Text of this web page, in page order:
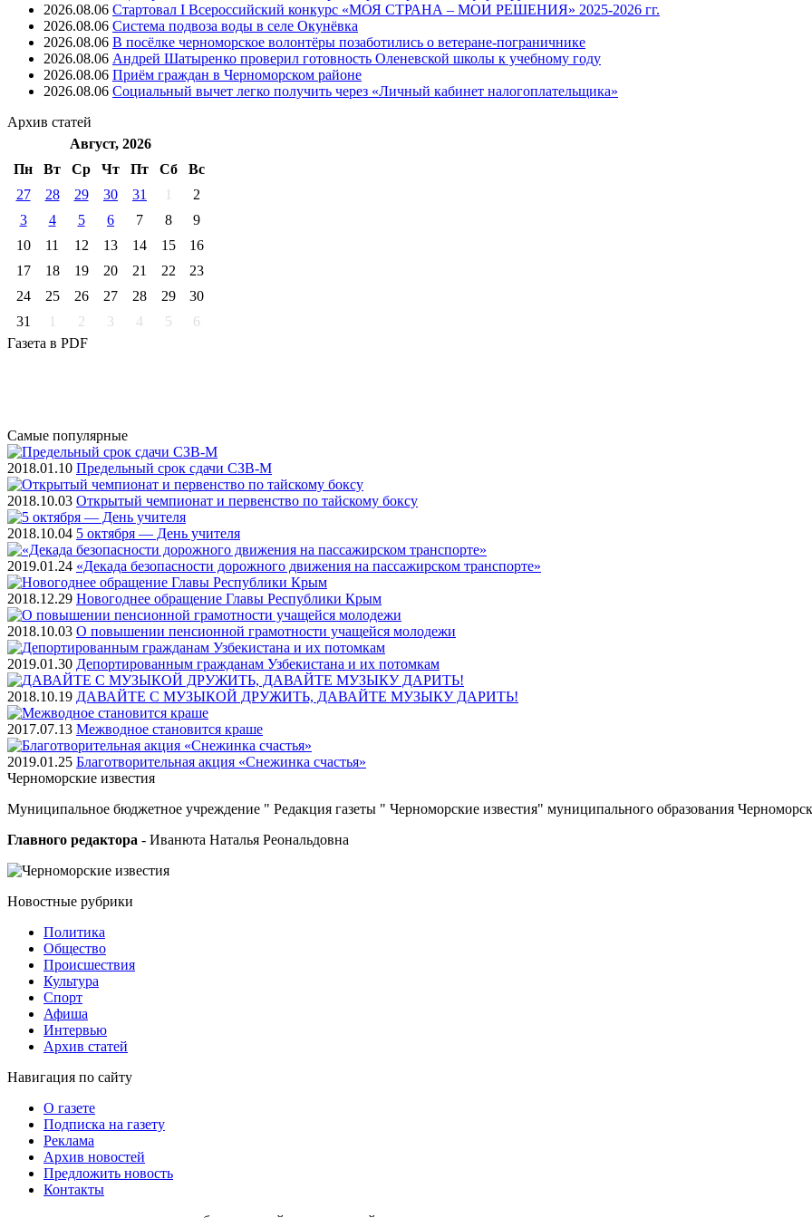
2026.08.06 Стартовал I Всероссийский конкурс «МОЯ СТРАНА – МОИ РЕШЕНИЯ» 2025-2026 гг.
2026.08.06 Система подвоза воды в селе Окунёвка
2026.08.06 В посёлке черноморское волонтёры позаботились о ветеране-пограничнике
2026.08.06 Андрей Шатыренко проверил готовность Оленевской школы к учебному году
2026.08.06 Приём граждан в Черноморском районе
2026.08.06 Социальный вычет легко получить через «Личный кабинет налогоплательщика»
Архив статей
Август, 2026
Пн
Вт Ср Чт Пт Cб
Вс
27
28 29 30 31 1
2
3
4 5 6 7 8
9
10
11 12 13 14 15
16
17
18 19 20 21 22
23
24
25 26 27 28 29
30
31
1 2 3 4 5
6
Газета в PDF
Самые популярные
2018.01.10 Предельный срок сдачи СЗВ-М
2018.10.03 Открытый чемпионат и первенство по тайскому боксу
2018.10.04 5 октября — День учителя
2019.01.24 «Декада безопасности дорожного движения на пассажирском транспорте»
2018.12.29 Новогоднее обращение Главы Республики Крым
2018.10.03 О повышении пенсионной грамотности учащейся молодежи
2019.01.30 Депортированным гражданам Узбекистана и их потомкам
2018.10.19 ДАВАЙТЕ С МУЗЫКОЙ ДРУЖИТЬ, ДАВАЙТЕ МУЗЫКУ ДАРИТЬ!
2017.07.13 Межводное становится краше
2019.01.25 Благотворительная акция «Снежинка счастья»
Черноморские известия
Муниципальное бюджетное учреждение " Редакция газеты " Черноморские известия" муниципального образования
Главного редактора - Иванюта Наталья Реональдовна
Новостные рубрики
Политика
Общество
Проиcшествия
Культура
Спорт
Афиша
Интервью
Архив статей
Навигация по сайту
О газете
Подписка на газету
Реклама
Архив новостей
Предложить новость
Контакты